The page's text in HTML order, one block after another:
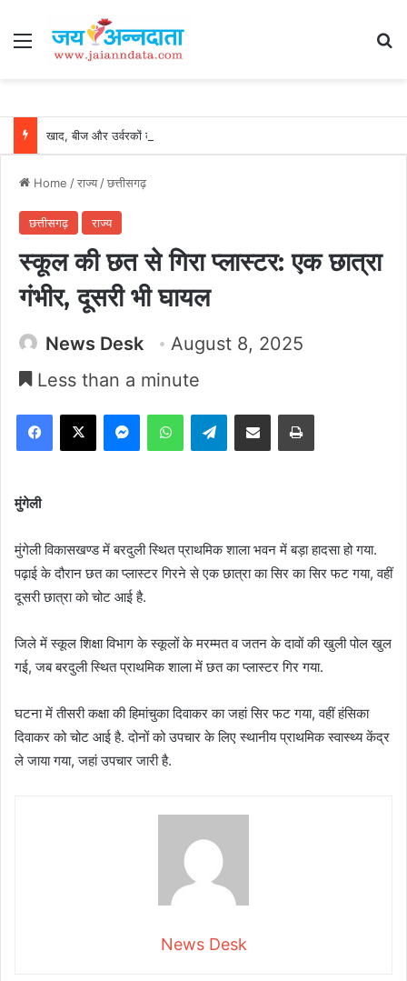
Menu
Home /राज्य/छत्तीसगढ़
छत्तीसगढ़ राज्य
स्कूल की छत से गिरा प्लास्टर: एक छात्रा
गंभीर, दूसरी भी घायल
News Desk
August 8, 2025
Less than a minute
Facebook
X MessengerWhatsAppTelegramShare via Email Print
मुंगेली
मुंगेली विकासखण्ड में बरदुली स्थित प्राथमिक शाला भवन में बड़ा हादसा हो गया.
पढ़ाई के दौरान छत का प्लास्टर गिरने से एक छात्रा का सिर का सिर फट गया, वहीं
दूसरी छात्रा को चोट आई है.
जिले में स्कूल शिक्षा विभाग के स्कूलों के मरम्मत व जतन के दावों की खुली पोल खुल
गई, जब बरदुली स्थित प्राथमिक शाला में छत का प्लास्टर गिर गया.
घटना में तीसरी कक्षा की हिमांचुका दिवाकर का जहां सिर फट गया, वहीं हंसिका
दिवाकर को चोट आई है. दोनों को उपचार के लिए स्थानीय प्राथमिक स्वास्थ्य केंद्र
ले जाया गया, जहां उपचार जारी है.
News Desk